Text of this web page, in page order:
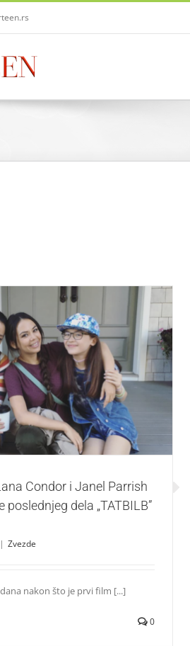
Condor i Janel Parrish završile
dela „TATBILB” serijala
Zvezde
Condor i Janel Parrish
dela „TATBILB”
| Zvezde
nakon što je prvi film [...]
0